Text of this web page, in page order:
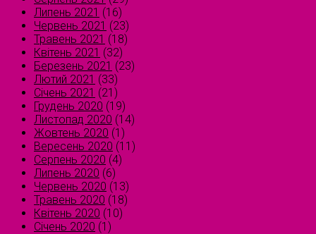
Липень 2021 (16)
Червень 2021 (23)
Травень 2021 (18)
Квітень 2021 (32)
Березень 2021 (23)
Лютий 2021 (33)
Січень 2021 (21)
Грудень 2020 (19)
Листопад 2020 (14)
Жовтень 2020 (1)
Вересень 2020 (11)
Серпень 2020 (4)
Липень 2020 (6)
Червень 2020 (13)
Травень 2020 (18)
Квітень 2020 (10)
Січень 2020 (1)